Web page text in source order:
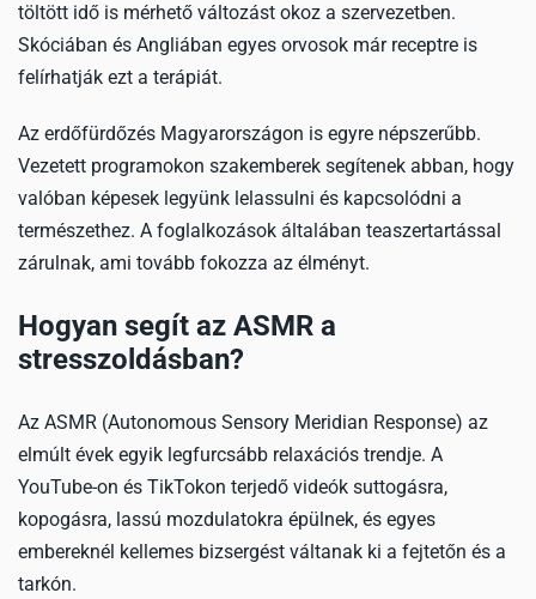
töltött idő is mérhető változást okoz a szervezetben.
Skóciában és Angliában egyes orvosok már receptre is
felírhatják ezt a terápiát.
Az erdőfürdőzés Magyarországon is egyre népszerűbb.
Vezetett programokon szakemberek segítenek abban, hogy
valóban képesek legyünk lelassulni és kapcsolódni a
természethez. A foglalkozások általában teaszertartással
zárulnak, ami tovább fokozza az élményt.
Hogyan segít az ASMR a
stresszoldásban?
Az ASMR (Autonomous Sensory Meridian Response) az
elmúlt évek egyik legfurcsább relaxációs trendje. A
YouTube-on és TikTokon terjedő videók suttogásra,
kopogásra, lassú mozdulatokra épülnek, és egyes
embereknél kellemes bizsergést váltanak ki a fejtetőn és a
tarkón.